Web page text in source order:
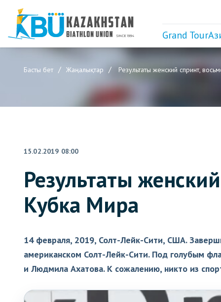
Grand Tour
Басты бет Жаңалықтар Результаты женский спринт,
15.02.2019 08:00
Результаты
Кубка Мира
14 февраля, 2019, Солт-Лейк-Сити, США.
американском Солт-Лейк-Сити. Под голубым
и Людмила Ахатова. К сожалению, никто из